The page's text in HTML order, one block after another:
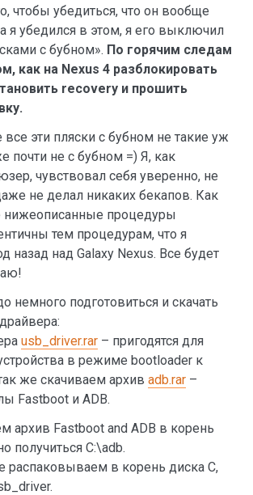
чтобы убедиться, что он вообще
я убедился в этом, я его выключил
с бубном». По горячим следам
как на Nexus 4 разблокировать
recovery и прошить
эти пляски с бубном не такие уж
почти не с бубном =) Я, как
чувствовал себя уверенно, не
не делал никаких бекапов. Как
нижеописанные процедуры
тем процедурам, что я
назад над Galaxy Nexus. Все будет
немного подготовиться и скачать
usb_driver.rar – пригодятся для
в режиме bootloader к
же скачиваем архив adb.rar –
Fastboot и ADB.
архив Fastboot and ADB в корень
получиться C:\adb.
распаковываем в корень диска C,